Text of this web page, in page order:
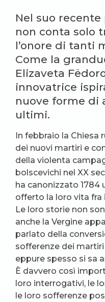
Nel suo recente
non conta solo
l’onore di tanti
Come la
Elizaveta
innovatrice
nuove forme di
ultimi.
In febbraio la Chiesa
dei nuovi martiri e
della violenta
bolscevichi nel XX
ha canonizzato 1784
offerto la loro vita fra il
Le loro storie non
anche la Vergine
parlato della
sofferenze dei
eppure spesso si sa
È davvero così
loro interrogativi, le
le loro sofferenze